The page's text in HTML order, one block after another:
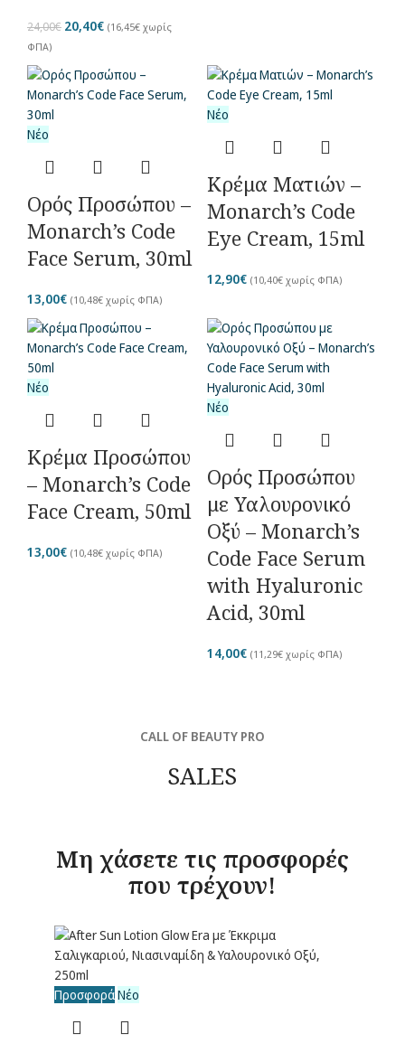
24,00€ 20,40€ (16,45€ χωρίς
ΦΠΑ)
Νέο
Ορός Προσώπου –
Monarch’s Code
Face Serum, 30ml
13,00€ (10,48€ χωρίς ΦΠΑ)
Νέο
Κρέμα Ματιών –
Monarch’s Code
Eye Cream, 15ml
12,90€ (10,40€χωρίς ΦΠΑ)
Νέο
Κρέμα Προσώπου
– Monarch’s Code
Face Cream, 50ml
13,00€ (10,48€ χωρίς ΦΠΑ)
Νέο
Ορός Προσώπου
με Υαλουρονικό
Οξύ – Monarch’s
Code Face Serum
with Hyaluronic
Acid, 30ml
14,00€ (11,29€χωρίς ΦΠΑ)
CALL OF BEAUTY PRO
SALES
Μη χάσετε τις προσφορές
που τρέχουν!
ΠροσφοράΝέο